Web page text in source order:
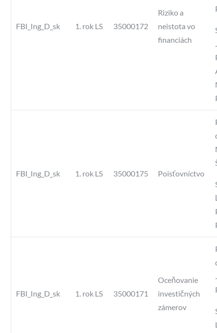
FBI_Ing_D_sk 1. rok LS 35000172
Riziko a
neistota vo
financiách
FBI_Ing_D_sk 1. rok LS 35000175 Poisťovníctvo
FBI_Ing_D_sk 1. rok LS 35000171
Oceňovanie
investičných
zámerov